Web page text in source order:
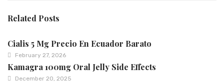
Related Posts
Cialis 5 Mg Precio En Ecuador Barato
February 27, 2026
Kamagra 100mg Oral Jelly Side Effects
December 20, 2025